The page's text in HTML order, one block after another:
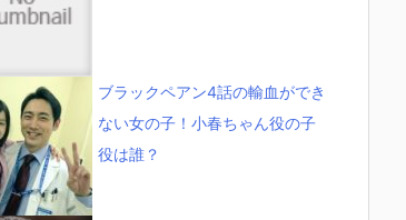
ブラックペアン4話の輸血ができ
ない女の子！小春ちゃん役の子
役は誰？